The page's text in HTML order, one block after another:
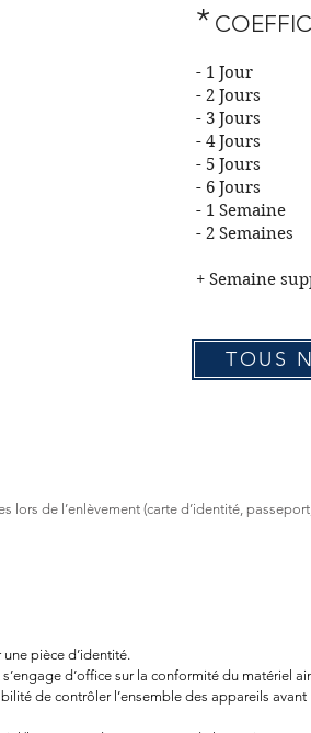
*
- 1
- 2
- 3
- 4
- 5
- 6
- 1
- 2
+ Semaine
lors de l’enlèvement (carte d’identité,
pièce d’identité.
d’office sur la conformité du matériel
de contrôler l’ensemble des appareils
TOUS